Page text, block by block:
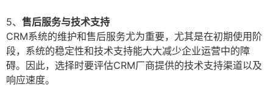
5、 售后服务与技术支持
CRM系统的维护和售后服务尤为重要，尤其是在初期使用阶
段，系统的稳定性和技术支持能大大减少企业运营中的障
碍。因此，选择时要评估CRM厂商提供的技术支持渠道以及
响应速度。